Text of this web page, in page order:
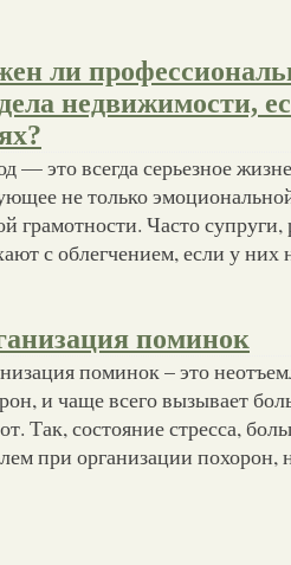
ли
недвижимости,
— это всегда серьезное
не только
грамотности. Часто
с облегчением, если у
поминок
поминок – это
и чаще всего вызывает
Так, состояние стресса,
при организации похорон,